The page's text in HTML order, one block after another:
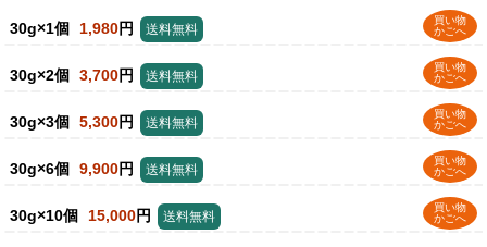
30g×1個 1,980円
買い物
かごへ
送料無料
30g×2個 3,700円
買い物
かごへ
送料無料
30g×3個 5,300円
買い物
かごへ
送料無料
30g×6個 9,900円
買い物
かごへ
送料無料
30g×10個 15,000円
買い物
かごへ
送料無料